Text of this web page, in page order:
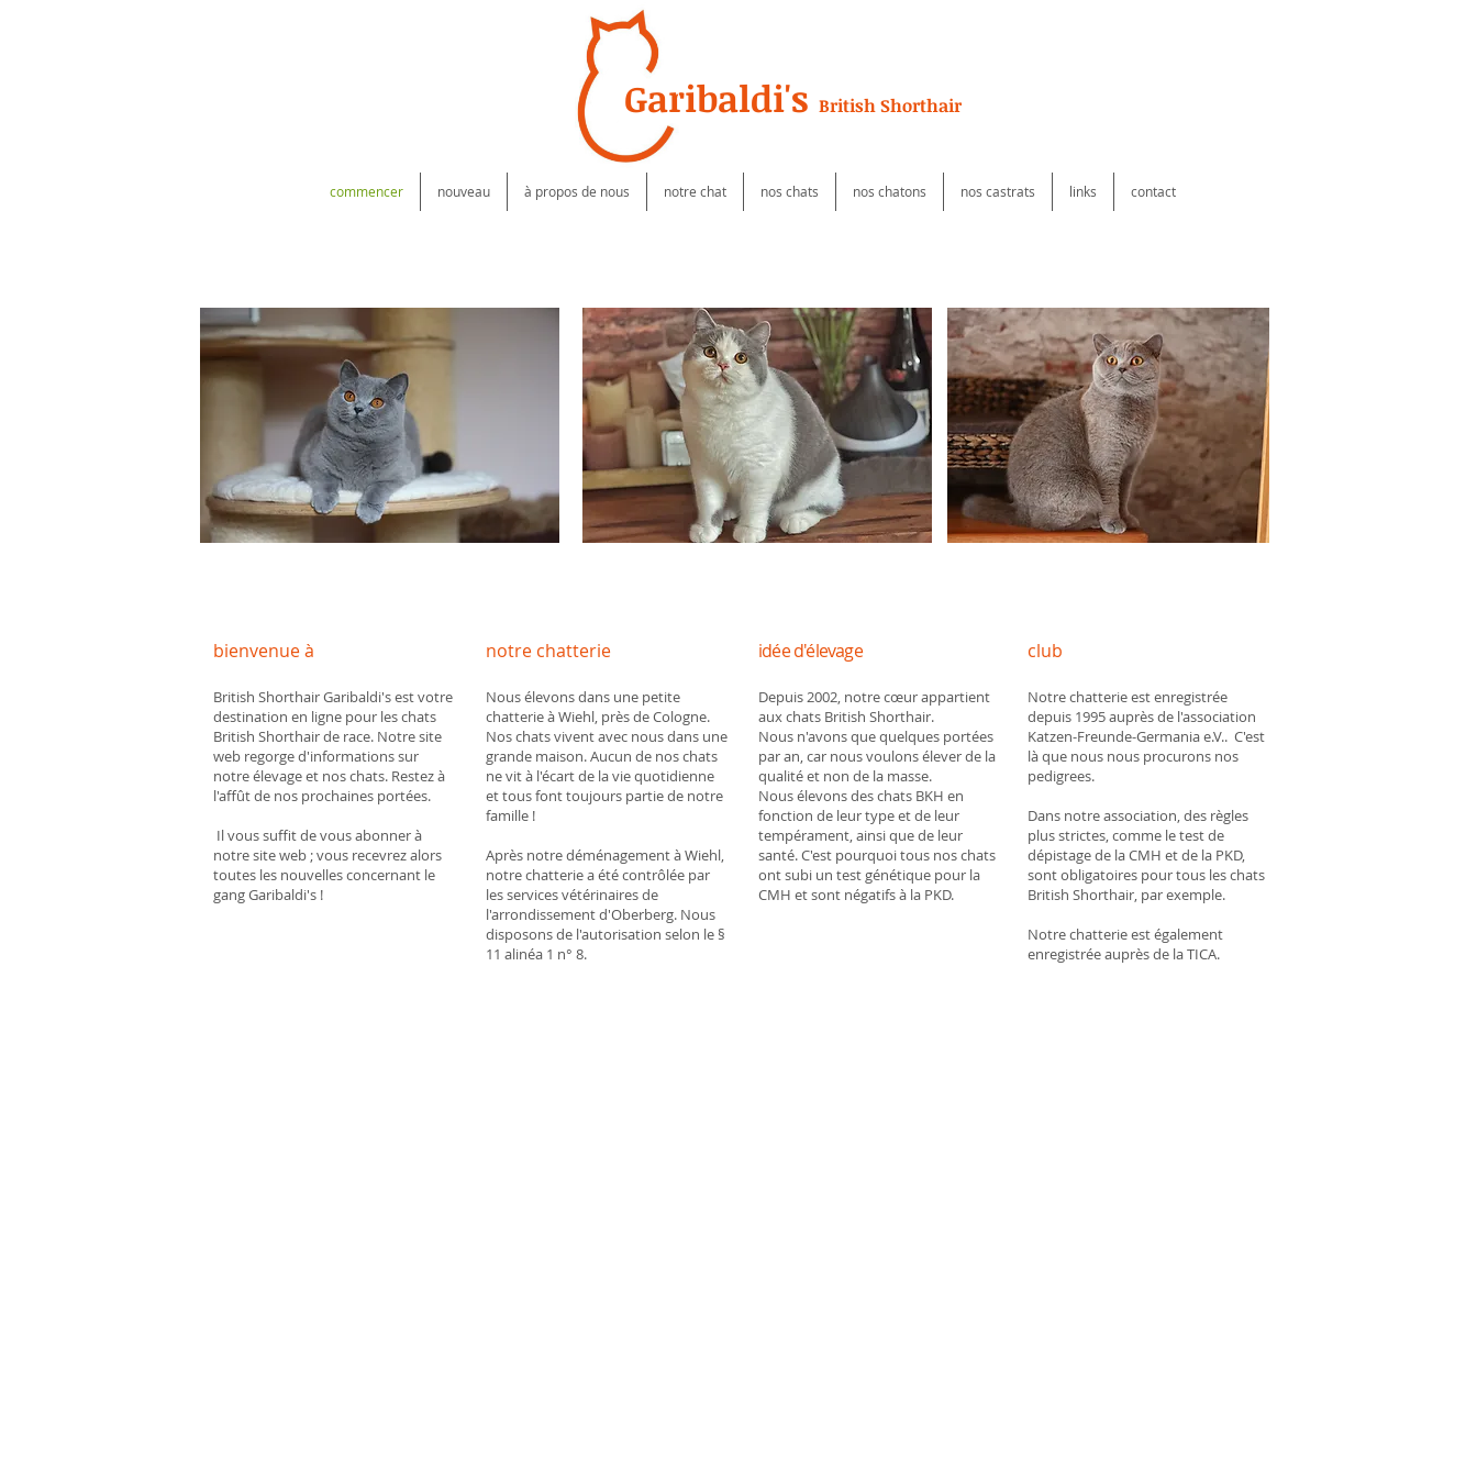
Garibaldi's British Shorthair
commencer nouveau à propos de nous notre chat nos chats nos chatons nos castrats links contact
bienvenue à
British Shorthair Garibaldi's est votre
destination en ligne pour les chats
British Shorthair de race. Notre site
web regorge d'informations sur
notre élevage et nos chats. Restez à
l'affût de nos prochaines portées.
Il vous suffit de vous abonner à
notre site web ; vous recevrez alors
toutes les nouvelles concernant le
gang Garibaldi's !
notre chatterie
Nous élevons dans une petite
chatterie à Wiehl, près de Cologne.
Nos chats vivent avec nous dans une
grande maison. Aucun de nos chats
ne vit à l'écart de la vie quotidienne
et tous font toujours partie de notre
famille !
Après notre déménagement à Wiehl,
notre chatterie a été contrôlée par
les services vétérinaires de
l'arrondissement d'Oberberg. Nous
disposons de l'autorisation selon le §
11 alinéa 1 n° 8.
idée d'élevage
Depuis 2002, notre cœur appartient
aux chats British Shorthair.
Nous n'avons que quelques portées
par an, car nous voulons élever de la
qualité et non de la masse.
Nous élevons des chats BKH en
fonction de leur type et de leur
tempérament, ainsi que de leur
santé. C'est pourquoi tous nos chats
ont subi un test génétique pour la
CMH et sont négatifs à la PKD.
club
Notre chatterie est enregistrée
depuis 1995 auprès de l'association
Katzen-Freunde-Germania e.V.. C'est
là que nous nous procurons nos
pedigrees.
Dans notre association, des règles
plus strictes, comme le test de
dépistage de la CMH et de la PKD,
sont obligatoires pour tous les chats
British Shorthair, par exemple.
Notre chatterie est également
enregistrée auprès de la TICA.